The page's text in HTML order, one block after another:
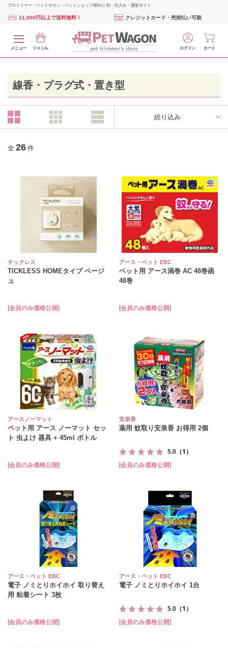
プロトリマー・ペットサロン・ペットショップ様向け 卸・仕入れ・通販サイト
11,000円以上で送料無料！ クレジットカード・売掛払い可能
メニュー ジャンル ログイン カート
線香・プラグ式・置き型
絞り込み
全 26 件
チックレス
TICKLESS HOMEタイプ ベージ
ュ
[会員のみ価格公開]
アース・ペット EBC
ペット用 アース渦巻 AC 48巻函
48巻
[会員のみ価格公開]
アースノーマット
ペット用 アース ノーマット セッ
ト 虫よけ 器具 + 45ml ボトル
[会員のみ価格公開]
安泉香
薬用 蚊取り安泉香 お得用 2個
5.0 （1）
[会員のみ価格公開]
アース・ペット EBC
電子 ノミとりホイホイ 取り替え
用 粘着シート 3枚
[会員のみ価格公開]
アース・ペット EBC
電子 ノミとりホイホイ 1台
5.0 （1）
[会員のみ価格公開]